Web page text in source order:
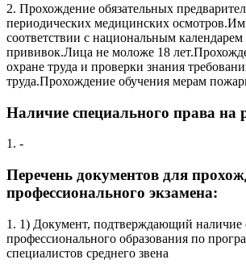
2. Прохождение обязательных
периодических медицинских
соответствии с национальным
прививок.Лица не моложе 18
охране труда и проверки знания
труда.Прохождение обучения мерам
Наличие специального права на
1. -
Перечень документов для
профессионального экзамена:
1. 1) Документ, подтверждающий наличие
профессионального образования по
специалистов среднего звена